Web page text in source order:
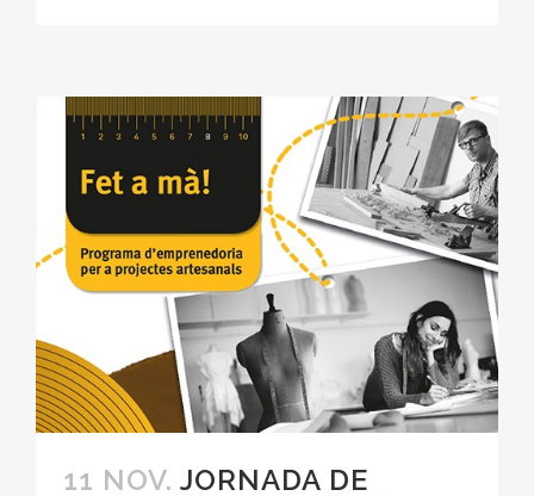
11 NOV. JORNADA DE